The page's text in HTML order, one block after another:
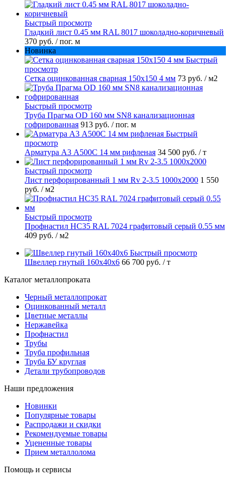
Быстрый просмотр
Гладкий лист 0.45 мм RAL 8017 шоколадно-коричневый
370 руб. / пог. м
Новинка
Быстрый
просмотр
Сетка оцинкованная сварная 150х150 4 мм 73 руб. / м2
Быстрый просмотр
Труба Прагма OD 160 мм SN8 канализационная
гофрированная 913 руб. / пог. м
Быстрый
просмотр
Арматура А3 А500С 14 мм рифленая 34 500 руб. / т
Быстрый просмотр
Лист перфорированный 1 мм Rv 2-3.5 1000х2000 1 550
руб. / м2
Быстрый просмотр
Профнастил НС35 RAL 7024 графитовый серый 0.55 мм
409 руб. / м2
Быстрый просмотр
Швеллер гнутый 160х40х6 66 700 руб. / т
Каталог металлопроката
Черный металлопрокат
Оцинкованный металл
Цветные металлы
Нержавейка
Профнастил
Трубы
Труба профильная
Труба БУ круглая
Детали трубопроводов
Наши предложения
Новинки
Популярные товары
Распродажи и скидки
Рекомендуемые товары
Уцененные товары
Прием металлолома
Помощь и сервисы